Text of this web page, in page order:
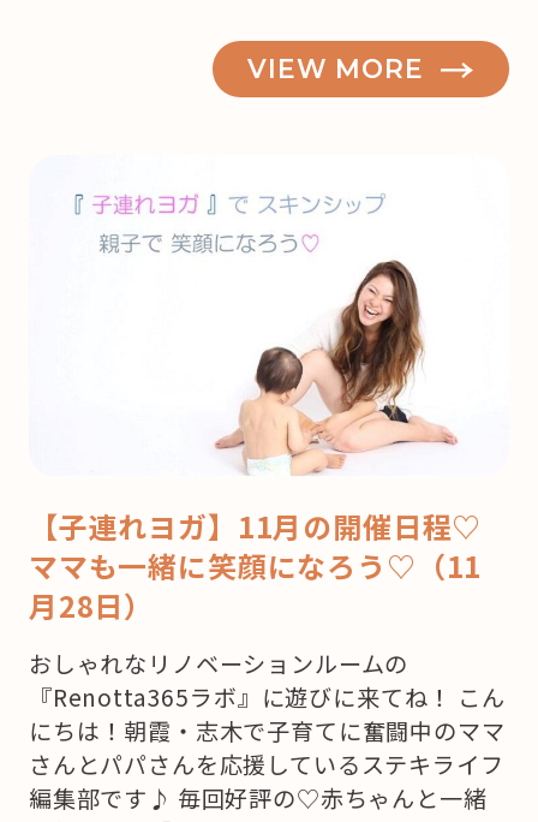
VIEW MORE
【子連れヨガ】11月の開催日程♡
ママも一緒に笑顔になろう♡（11
月28日）
おしゃれなリノベーションルームの
『Renotta365ラボ』に遊びに来てね！ こん
にちは！朝霞・志木で子育てに奮闘中のママ
さんとパパさんを応援しているステキライフ
編集部です♪ 毎回好評の♡赤ちゃんと一緒